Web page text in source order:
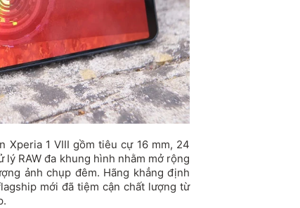
Xperia 1 VIII gồm tiêu cự 16 mm, 24
RAW đa khung hình nhằm mở rộng
ảnh chụp đêm. Hãng khẳng định
mới đã tiệm cận chất lượng từ